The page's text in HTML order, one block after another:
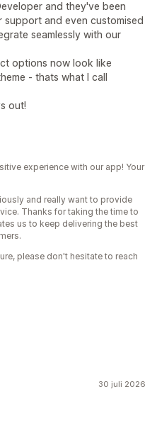
and they've been
and even customised
seamlessly with our
options now look like
- thats what I call
out!
experience with our app! Your
and really want to provide
Thanks for taking the time to
us to keep delivering the best
please don't hesitate to reach
30 juli 2026